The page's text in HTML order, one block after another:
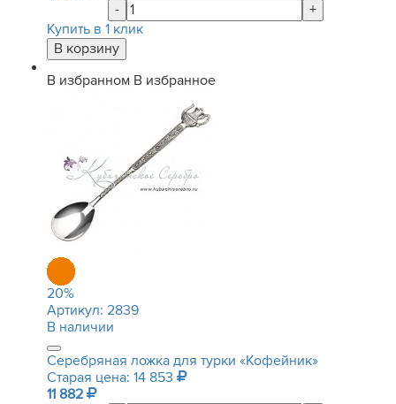
-
+
Купить в 1 клик
В избранном В избранное
20%
Артикул: 2839
В наличии
Серебряная ложка для турки «Кофейник»
Старая цена: 14 853
11 882